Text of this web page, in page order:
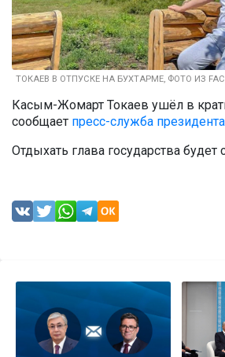
ТОКАЕВ В ОТПУСКЕ НА БУХТАРМЕ, ФОТО ИЗ
Касым-Жомарт Токаев ушёл в
сообщает пресс-служба президента
Отдыхать глава государства будет